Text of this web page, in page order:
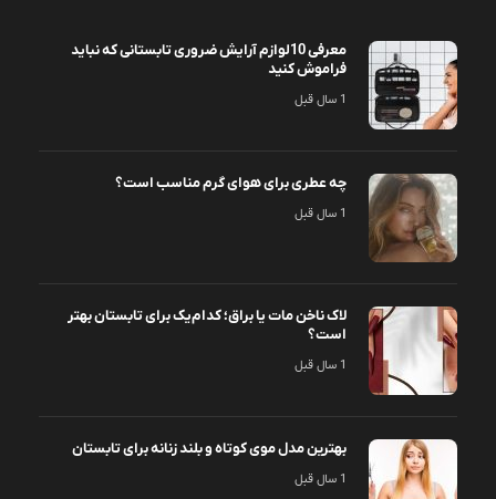
معرفی 10لوازم آرایش ضروری تابستانی که نباید
فراموش کنید
1 سال قبل
چه عطری برای هوای گرم مناسب است؟
1 سال قبل
لاک ناخن مات یا براق؛ کدام‌یک برای تابستان بهتر
است؟
1 سال قبل
بهترین مدل موی کوتاه و بلند زنانه برای تابستان
1 سال قبل